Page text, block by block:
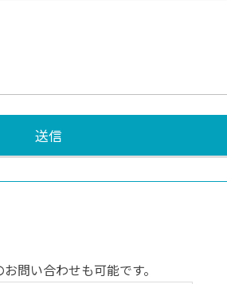
送信
問い合わせも可能です。